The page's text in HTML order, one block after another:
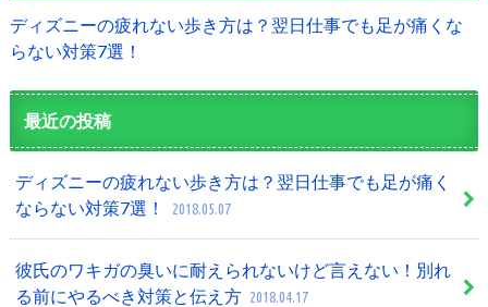
ディズニーの疲れない歩き方は？翌日仕事でも足が痛くな
らない対策7選！
最近の投稿
ディズニーの疲れない歩き方は？翌日仕事でも足が痛く
ならない対策7選！
2018.05.07
彼氏のワキガの臭いに耐えられないけど言えない！別れ
る前にやるべき対策と伝え方 2018.04.17